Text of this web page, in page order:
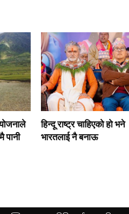
पानी
हिन्दू राष्ट्र चाहिएको हो भने
भारतलाई नै बनाऊ